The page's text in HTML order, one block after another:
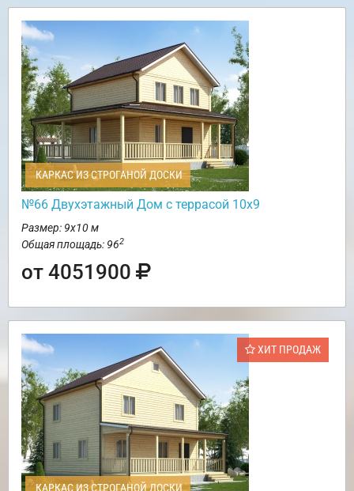
КАРКАС ИЗ СТРОГАНОЙ ДОСКИ
№66 Двухэтажный Дом с террасой 10х9
Размер: 9х10 м
Общая площадь: 962
от 4051900
ХИТ ПРОДАЖ
КАРКАС ИЗ СТРОГАНОЙ ДОСКИ